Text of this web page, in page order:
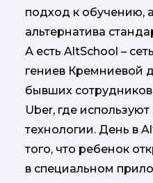
подход к обучению,
альтернатива
А есть AltSchool –
гениев Кремниевой
бывших
Uber, где
технологии. День в
того, что ребенок
в специальном